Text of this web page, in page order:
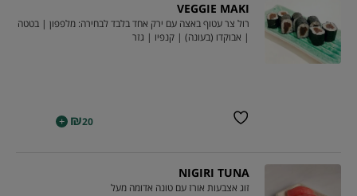
VEGGIE MAKI
רול צר עטוף באצה עם ירק אחד בלבד לבחירה: מלפפון | בטטה
| אבוקדו (בעונה) | קנפיו | גזר
₪20
+
NIGIRI TUNA
זוג אצבעות אורז עם טונה אדומה מעל